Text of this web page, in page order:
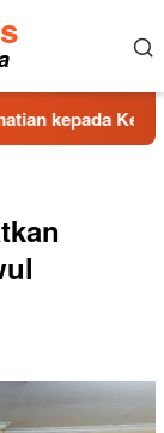
Kepolisian